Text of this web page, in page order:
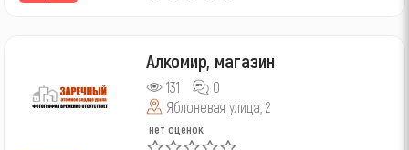
Алкомир, магазин
131
0
Яблоневая улица, 2
нет оценок